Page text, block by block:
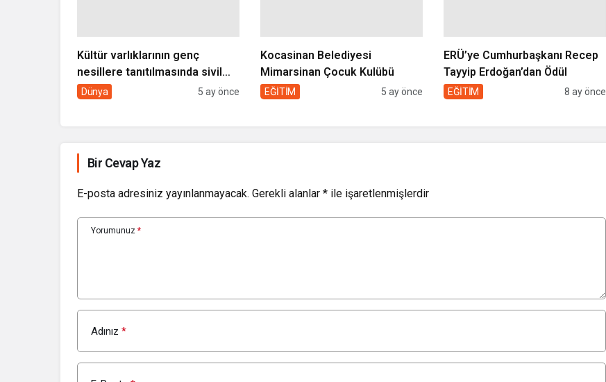
Kültür varlıklarının genç
nesillere tanıtılmasında sivil
toplumun rolü
Dünya 5 ay önce
Kocasinan Belediyesi
Mimarsinan Çocuk Kulübü
EĞİTİM 5 ay önce
ERÜ’ye Cumhurbaşkanı Recep
Tayyip Erdoğan’dan Ödül
EĞİTİM 8 ay önce
Bir Cevap Yaz
E-posta adresiniz yayınlanmayacak. Gerekli alanlar * ile işaretlenmişlerdir
Yorumunuz *
Adınız *